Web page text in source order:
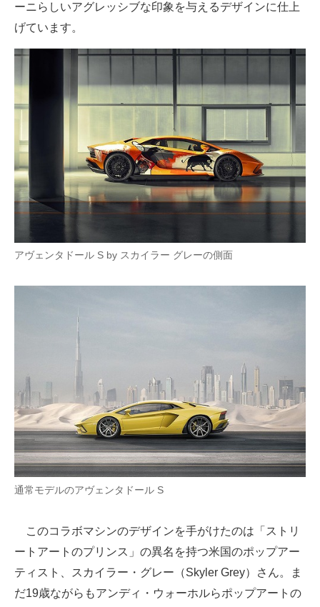
ちょっと気になるネットの話題
ーニらしいアグレッシブな印象を与えるデザインに仕上
げています。
アヴェンタドール S by スカイラー グレーの側面
通常モデルのアヴェンタドール S
このコラボマシンのデザインを手がけたのは「ストリ
ートアートのプリンス」の異名を持つ米国のポップアー
ティスト、スカイラー・グレー（Skyler Grey）さん。ま
だ19歳ながらもアンディ・ウォーホルらポップアートの